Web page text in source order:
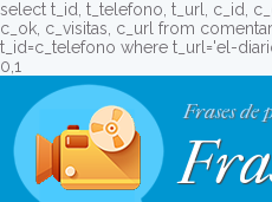
select t_id, t_telefono, t_url, c_id,
c_ok, c_visitas, c_url from
t_id=c_telefono where t_url='el-
0,1
Frases de